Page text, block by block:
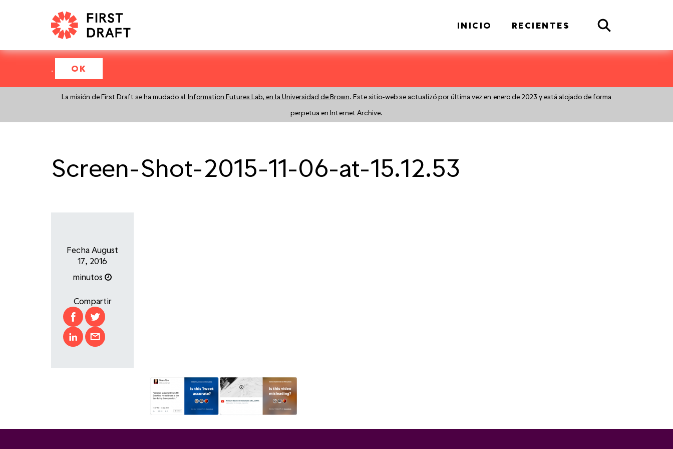
. OK
La misión de First Draft se ha mudado al Information Futures Lab, en la Universidad de Brown. Este sitio-web se actualizó por última vez en enero de 2023 y está alojado de forma
perpetua en Internet Archive.
INICIO RECIENTES Search
Screen-Shot-2015-11-06-at-15.12.53
Fecha August
17, 2016
minutos
Compartir